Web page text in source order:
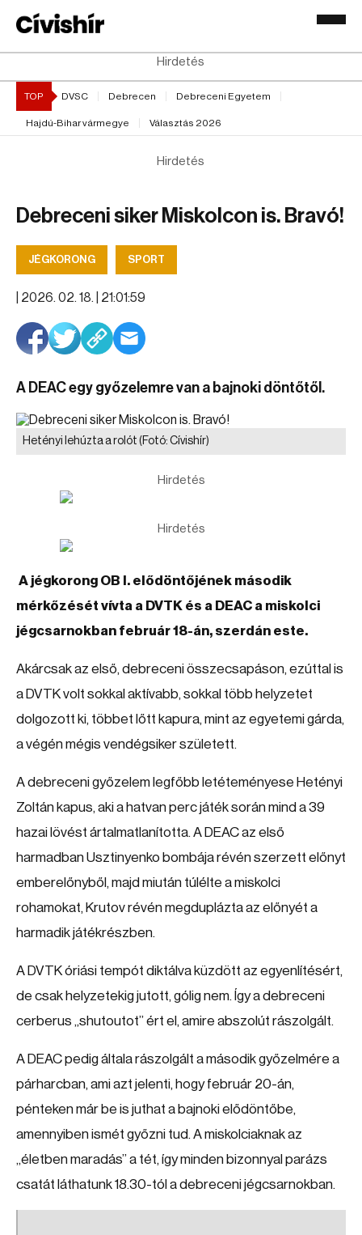
Hirdetés
TOP DVSC Debrecen Debreceni Egyetem
Hajdú-Bihar vármegye Választás 2026
Hirdetés
Debreceni siker Miskolcon is. Bravó!
JÉGKORONG SPORT
2026. 02. 18. | 21:01:59
A DEAC egy győzelemre van a bajnoki döntőtől.
Hetényi lehúzta a rolót (Fotó: Cívishír)
Hirdetés
Hirdetés
A jégkorong OB I. elődöntőjének második
mérkőzését vívta a DVTK és a DEAC a miskolci
jégcsarnokban február 18-án, szerdán este.
Akárcsak az első, debreceni összecsapáson, ezúttal is
a DVTK volt sokkal aktívabb, sokkal több helyzetet
dolgozott ki, többet lőtt kapura, mint az egyetemi gárda,
a végén mégis vendégsiker született.
A debreceni győzelem legfőbb letéteményese Hetényi
Zoltán kapus, aki a hatvan perc játék során mind a 39
hazai lövést ártalmatlanította. A DEAC az első
harmadban Usztinyenko bombája révén szerzett előnyt
emberelőnyből, majd miután túlélte a miskolci
rohamokat, Krutov révén megduplázta az előnyét a
harmadik játékrészben.
A DVTK óriási tempót diktálva küzdött az egyenlítésért,
de csak helyzetekig jutott, gólig nem. Így a debreceni
cerberus „shutoutot” ért el, amire abszolút rászolgált.
A DEAC pedig általa rászolgált a második győzelmére a
párharcban, ami azt jelenti, hogy február 20-án,
pénteken már be is juthat a bajnoki elődöntőbe,
amennyiben ismét győzni tud. A miskolciaknak az
„életben maradás” a tét, így minden bizonnyal parázs
csatát láthatunk 18.30-tól a debreceni jégcsarnokban.